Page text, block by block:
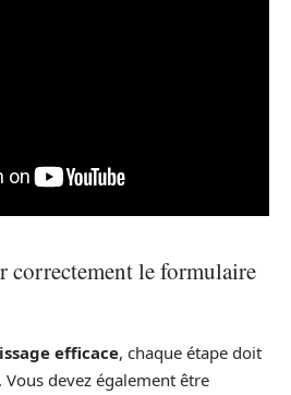
correctement le formulaire
efficace, chaque étape doit
devez également être